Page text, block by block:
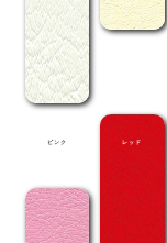
ピンク レッド